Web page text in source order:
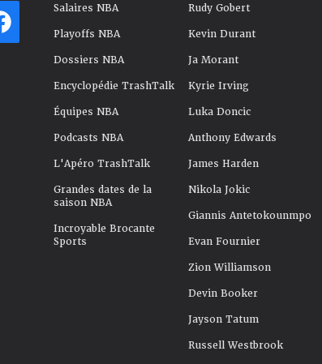
Salaires NBA
Playoffs NBA
Dossiers NBA
Encyclopédie TrashTalk
Équipes NBA
Podcasts NBA
L'Apéro TrashTalk
Grandes dates de la
saison NBA
Incroyable Brocante
Sports
Rudy Gobert
Kevin Durant
Ja Morant
Kyrie Irving
Luka Doncic
Anthony Edwards
James Harden
Nikola Jokic
Giannis Antetokounmpo
Evan Fournier
Zion Williamson
Devin Booker
Jayson Tatum
Russell Westbrook